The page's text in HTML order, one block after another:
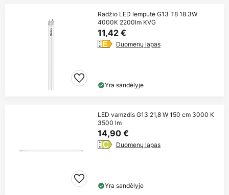
Radžio LED lemputė G13 T8 18.3W
4000K 2200lm KVG
11,42 €
Duomenų lapas
Yra sandėlyje
LED vamzdis G13 21,8 W 150 cm 3000 K
3500 lm
14,90 €
Duomenų lapas
Yra sandėlyje